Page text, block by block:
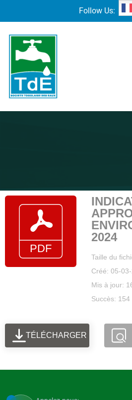
Follow Us:
2024
Taille du
Créé: 05-
Mis à jour:
Succès: 154
TÉLÉCHARGER